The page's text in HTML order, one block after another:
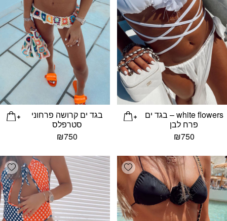
white flowers – בגד ים
פרח לבן
₪750
בגד ים קרושה פרחוני
סטרפלס
₪750
Add wishlist